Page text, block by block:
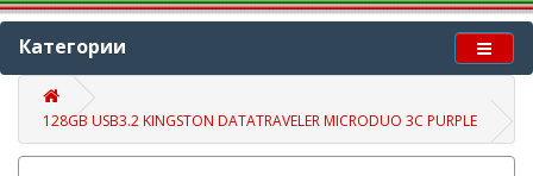
Категории
128GB USB3.2 KINGSTON DATATRAVELER MICRODUO 3C PURPLE